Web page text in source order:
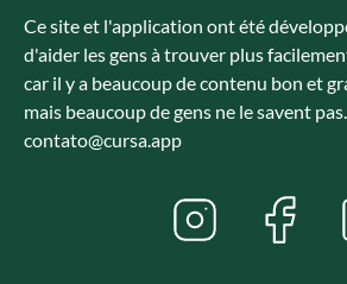
Ce site et l'application ont été
d'aider les gens à trouver plus
car il y a beaucoup de contenu bon et
mais beaucoup de gens ne le savent pas.
contato@cursa.app